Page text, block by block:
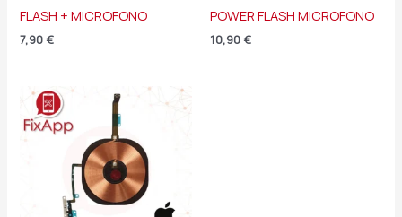
FLASH + MICROFONO
7,90 €
POWER FLASH MICROFONO
10,90 €